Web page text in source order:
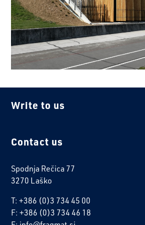
Write to us
Contact us
Spodnja Rečica 77
3270 Laško
T: +386 (0)3 734 45 00
F: +386 (0)3 734 46 18